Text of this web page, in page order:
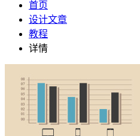
首页
设计文章
教程
详情